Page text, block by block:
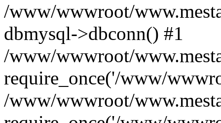
/www/wwwroot/
dbmysql->dbconn() #1
/www/wwwroot/
require_once('/www/
/www/wwwroot/